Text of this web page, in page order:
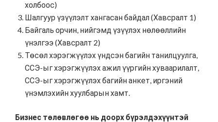
холбоос)
Шалгуур үзүүлэлт хангасан байдал (Хавсралт 1)
Байгаль орчин, нийгэмд үзүүлэх нөлөөллийн
үнэлгээ (Хавсралт 2)
Төсөл хэрэгжүүлэх үндсэн багийн танилцуулга,
ССЭ-ыг хэрэгжүүлэх ажил үүргийн хуваарилалт,
ССЭ-ыг хэрэгжүүлэх багийн анкет, иргэний
үнэмлэхийн хуулбарын хамт.
Бизнес төлөвлөгөө нь доорх бүрэлдэхүүнтэй